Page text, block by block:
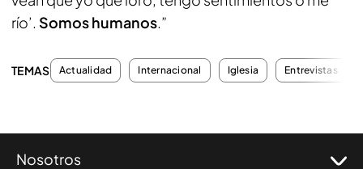
río’. Somos humanos.”
TEMAS Actualidad Internacional Iglesia Entrevistas
Nosotros